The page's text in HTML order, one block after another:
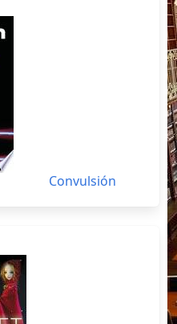
Convulsión